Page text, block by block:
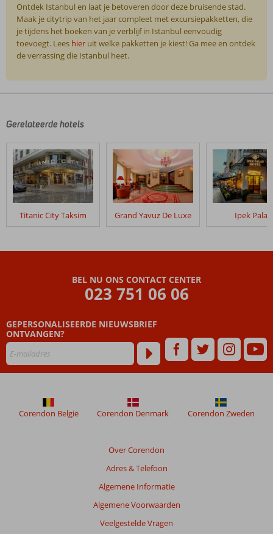
Ontdek Istanbul en laat je betoveren door deze bruisende stad.
Maak je citytrip van het jaar compleet met excursiepakketten, die
je tijdens het boeken van je verblijf in Istanbul eenvoudig
toevoegt. Lees hier uit welke pakketten je kiest! Ga mee en ontdek
de verrassing die Istanbul heet.
door
klanten
geschreven
na
hun
verblijf
Kempinski
Beoordelingen
dan
48
niet
weergegeven
om
Gerelateerde hotels
Titanic City Taksim Grand Yavuz De Luxe Ipek Palas
BEL NU ONS CONTACT CENTER
023 751 06 06
GEPERSONALISEERDE NIEUWSBRIEF
ONTVANGEN?
Over Corendon
Adres & Telefoon
Algemene Informatie
Algemene Voorwaarden
Veelgestelde Vragen
Corendon België Corendon Denmark Corendon Zweden